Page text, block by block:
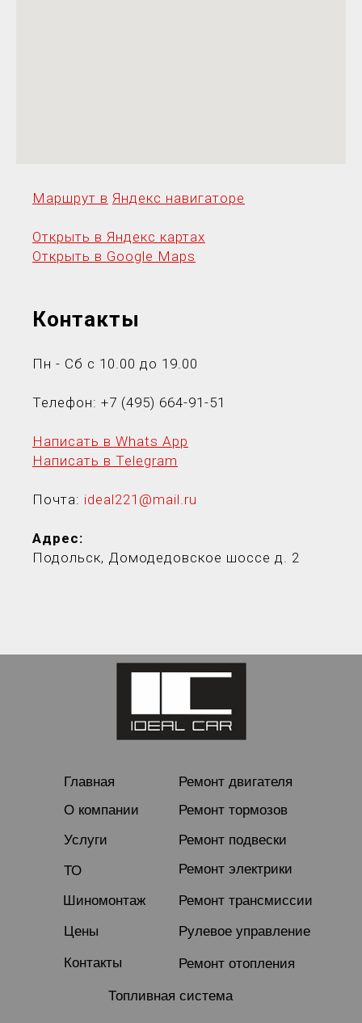
Маршрут в Яндекс навигаторе
Открыть в Яндекс картах
Открыть в Google Maps
Контакты
Пн - Сб с 10.00 до 19.00
Телефон: +7 (495) 664-91-51
Написать в Whats App
Написать в Telegram
Почта: ideal221@mail.ru
Адрес:
Подольск, Домодедовское шоссе д. 2
Ремонт подвески
Ремонт электрики
Ремонт трансмиссии
Главная
Контакты
Услуги
О компании
Цены
Ремонт двигателя
Ремонт тормозов
ТО
Топливная система
Шиномонтаж
Ремонт отопления
Рулевое управление